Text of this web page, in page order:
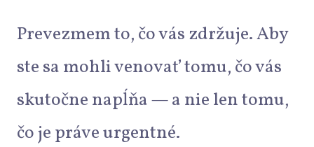
Prevezmem to, čo vás zdržuje. Aby
ste sa mohli venovať tomu, čo vás
skutočne napĺňa — a nie len tomu,
čo je práve urgentné.